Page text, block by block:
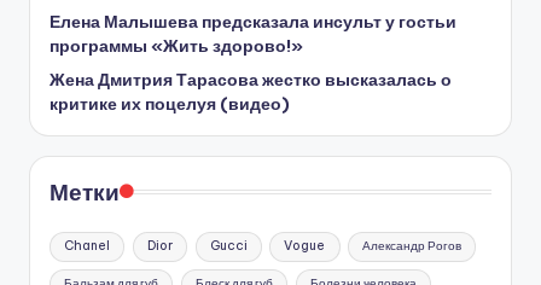
Елена Малышева предсказала инсульт у гостьи
программы «Жить здорово!»
Жена Дмитрия Тарасова жестко высказалась о
критике их поцелуя (видео)
Метки
Chanel Dior Gucci Vogue Александр Рогов